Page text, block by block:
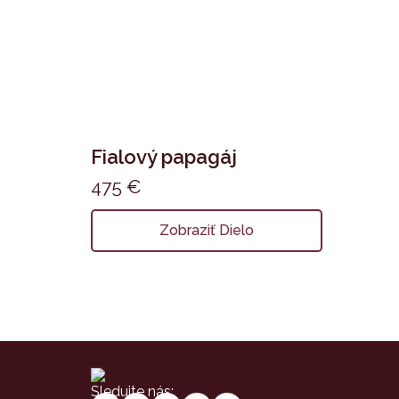
Fialový papagáj
475 €
Zobraziť Dielo
Sledujte nás: